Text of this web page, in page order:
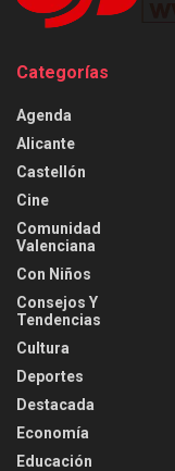
Categorías
Agenda
Alicante
Castellón
Cine
Comunidad
Valenciana
Con Niños
Consejos Y
Tendencias
Cultura
Deportes
Destacada
Economía
Educación